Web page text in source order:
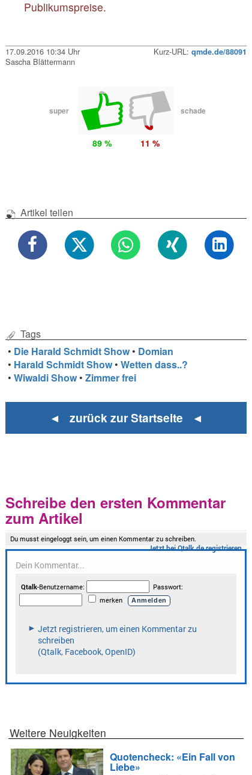
Publikumspreise.
17.09.2016 10:34 Uhr Kurz-URL: qmde.de/88091
Sascha Blättermann
super schade
89 % 11 %
Artikel teilen
Tags
• Die Harald Schmidt Show • Domian
• Harald Schmidt Show •Wetten dass..?
•Wiwaldi Show •Zimmer frei
◄ zurück zur Startseite ◄
Schreibe den ersten Kommentar
zum Artikel
Weitere Neuigkeiten
Quotencheck: «Ein Fall von
Liebe»